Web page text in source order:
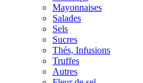
Mayonnaises
Salades
Sels
Sucres
Thés, Infusions
Truffes
Autres